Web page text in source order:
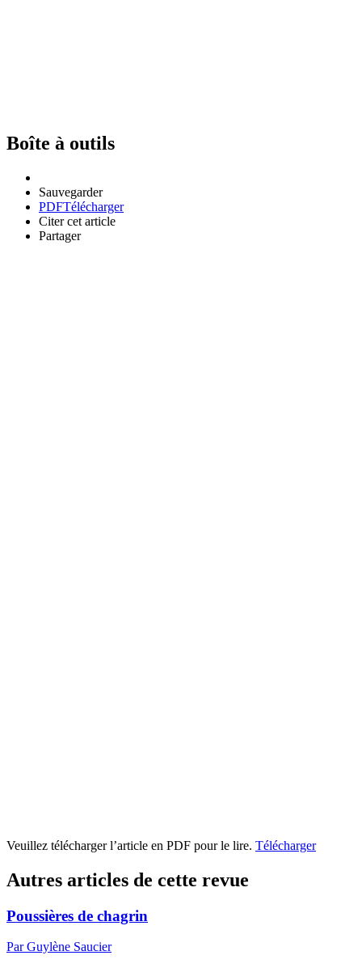
Boîte à outils
Sauvegarder
PDFTélécharger
Citer cet article
Partager
Veuillez télécharger l’article en PDF pour le lire. Télécharger
Autres articles de cette revue
Poussières de chagrin
Par Guylène Saucier